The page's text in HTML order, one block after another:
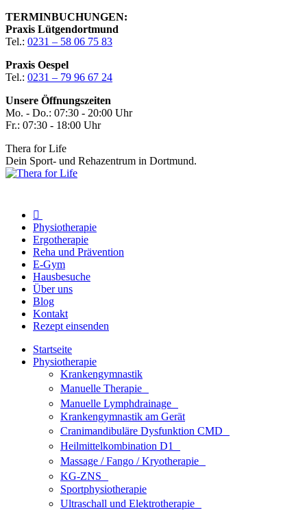
Zum
Inhalt
springen
TERMINBUCHUNGEN:
Praxis Lütgendortmund
Tel.: 0231 – 58 06 75 83
Praxis Oespel
Tel.: 0231 – 79 96 67 24
Unsere Öffnungszeiten
Mo. - Do.: 07:30 - 20:00 Uhr
Fr.: 07:30 - 18:00 Uhr
Thera for Life
Dein Sport- und Rehazentrum in Dortmund.
Physiotherapie
Ergotherapie
Reha und Prävention
E-Gym
Hausbesuche
Über uns
Blog
Kontakt
Rezept einsenden
Startseite
Physiotherapie
Krankengymnastik
Manuelle Therapie
Manuelle Lymphdrainage
Krankengymnastik am Gerät
Cranimandibuläre Dysfunktion CMD
Heilmittelkombination D1
Massage / Fango / Kryotherapie
KG-ZNS
Sportphysiotherapie
Ultraschall und Elektrotherapie